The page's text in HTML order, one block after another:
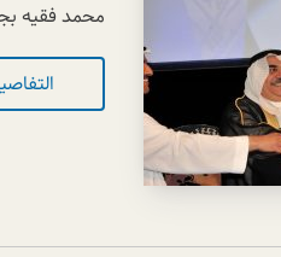
محمد فقيه